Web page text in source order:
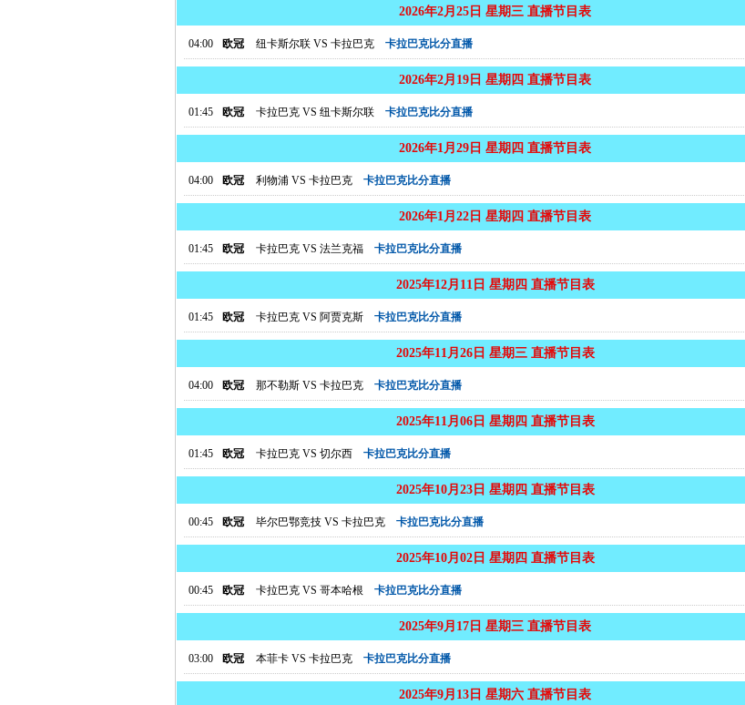
2026年2月25日 星期三 直播节目表
04:00 欧冠 纽卡斯尔联 VS 卡拉巴克 卡拉巴克比分直播
2026年2月19日 星期四 直播节目表
01:45 欧冠 卡拉巴克 VS 纽卡斯尔联 卡拉巴克比分直播
2026年1月29日 星期四 直播节目表
04:00 欧冠 利物浦 VS 卡拉巴克 卡拉巴克比分直播
2026年1月22日 星期四 直播节目表
01:45 欧冠 卡拉巴克 VS 法兰克福 卡拉巴克比分直播
2025年12月11日 星期四 直播节目表
01:45 欧冠 卡拉巴克 VS 阿贾克斯 卡拉巴克比分直播
2025年11月26日 星期三 直播节目表
04:00 欧冠 那不勒斯 VS 卡拉巴克 卡拉巴克比分直播
2025年11月06日 星期四 直播节目表
01:45 欧冠 卡拉巴克 VS 切尔西 卡拉巴克比分直播
2025年10月23日 星期四 直播节目表
00:45 欧冠 毕尔巴鄂竞技 VS 卡拉巴克 卡拉巴克比分直播
2025年10月02日 星期四 直播节目表
00:45 欧冠 卡拉巴克 VS 哥本哈根 卡拉巴克比分直播
2025年9月17日 星期三 直播节目表
03:00 欧冠 本菲卡 VS 卡拉巴克 卡拉巴克比分直播
2025年9月13日 星期六 直播节目表